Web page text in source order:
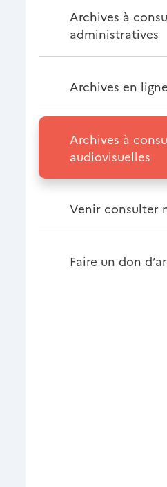
Archives à
administratives
Archives en ligne
Archives à
audiovisuelles
Venir consulter
Faire un don